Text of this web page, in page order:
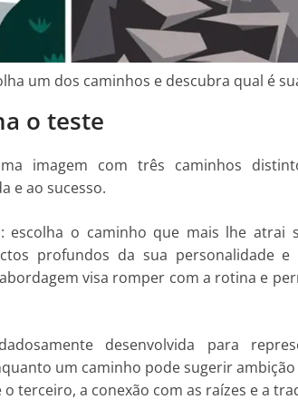
um dos caminhos e descubra qual é
o teste
imagem com três caminhos
e ao sucesso.
escolha o caminho que mais lhe atrai
profundos da sua personalidade
visa romper com a rotina e
desenvolvida para
um caminho pode sugerir
terceiro, a conexão com as raízes e a